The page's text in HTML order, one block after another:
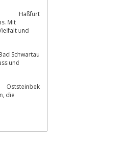
Haßfurt
Mit
Schwartau
und
Oststeinbek